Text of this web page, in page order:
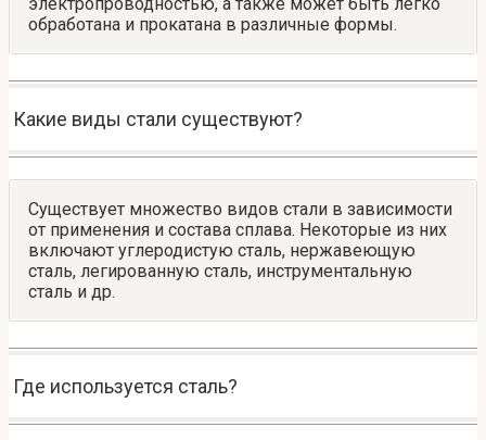
обработана и прокатана в различные формы.
Какие виды стали существуют?
Существует множество видов стали в зависимости
от применения и состава сплава. Некоторые из них
включают углеродистую сталь, нержавеющую
сталь, легированную сталь, инструментальную
сталь и др.
Где используется сталь?